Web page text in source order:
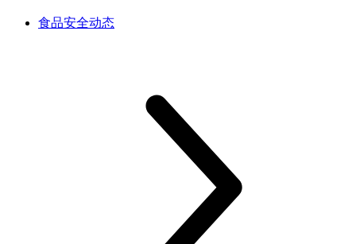
食品安全动态